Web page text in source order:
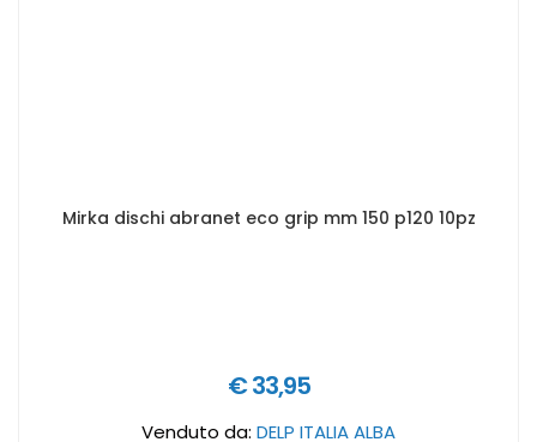
Mirka dischi abranet eco grip mm 150 p120 10pz
€ 33,95
Venduto da: DELP ITALIA ALBA